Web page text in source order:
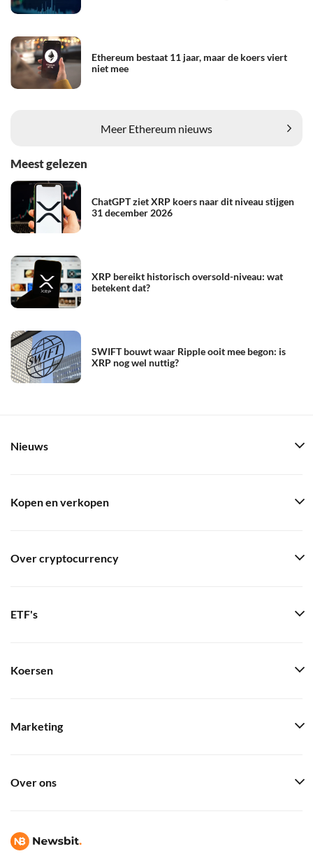
Ethereum bestaat 11 jaar, maar de koers viert
niet mee
Meer Ethereum nieuws
Meest gelezen
ChatGPT ziet XRP koers naar dit niveau stijgen
31 december 2026
XRP bereikt historisch oversold-niveau: wat
betekent dat?
SWIFT bouwt waar Ripple ooit mee begon: is
XRP nog wel nuttig?
Nieuws
Kopen en verkopen
Over cryptocurrency
ETF's
Koersen
Marketing
Over ons